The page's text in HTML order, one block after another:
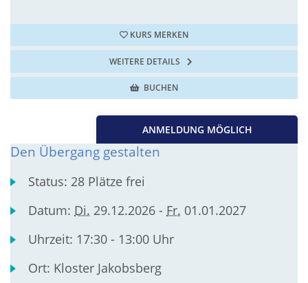
KURS MERKEN
WEITERE DETAILS
BUCHEN
ANMELDUNG MÖGLICH
Den Übergang gestalten
Status: 28 Plätze frei
Datum: Di. 29.12.2026 - Fr. 01.01.2027
Uhrzeit: 17:30 - 13:00 Uhr
Ort: Kloster Jakobsberg